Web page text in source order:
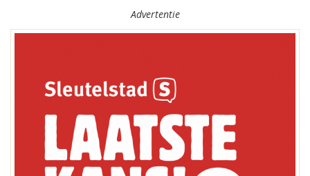
Advertentie